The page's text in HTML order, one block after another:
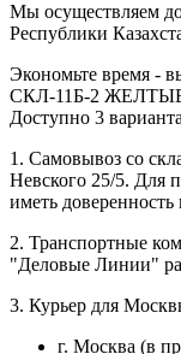
Мы осуществляем
Республики
Экономьте время -
СКЛ-11Б-2 ЖЕЛТЫЕ
Доступно 3
1. Самовывоз со
Невского 25/5. Для
иметь
2. Транспортные
"Деловые Линии"
3. Курьер для
г. Москва (в